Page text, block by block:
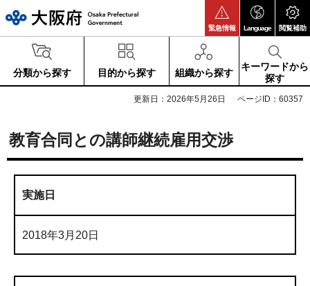
緊急情報 Language 閲覧補助
分類から探す 目的から探す 組織から探す
キーワードから
探す
更新日：2026年5月26日 ページID：60357
教育合同との講師継続雇用交渉
実施日
2018年3月20日